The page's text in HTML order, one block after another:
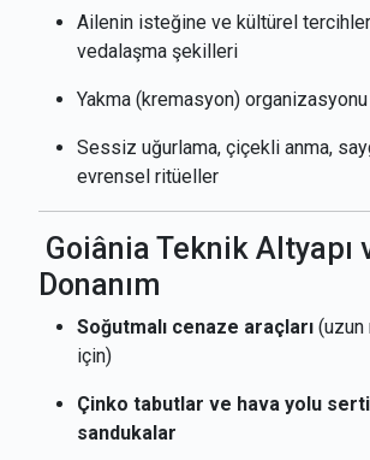
Ailenin isteğine ve kültürel
vedalaşma şekilleri
Yakma (kremasyon) organizasyonu
Sessiz uğurlama, çiçekli anma,
evrensel ritüeller
Goiânia Teknik Altyapı
Donanım
Soğutmalı cenaze araçları (uzun
için)
Çinko tabutlar ve hava yolu
sandukalar